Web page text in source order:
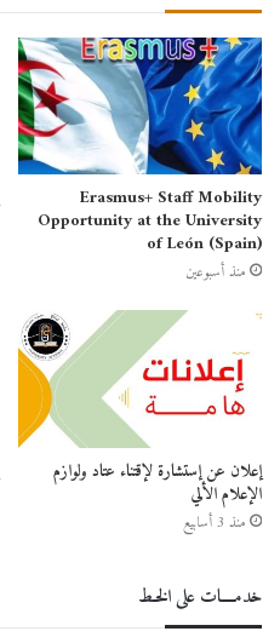
Erasmus+ Staff Mobility
Opportunity at the University
of León (Spain)
منذ أسبوعين
إعلان عن إستشارة لإقتناء عتاد ولوازم
الإعلام الألي
منذ 3 أسابيع
خدمــــات على الخـط